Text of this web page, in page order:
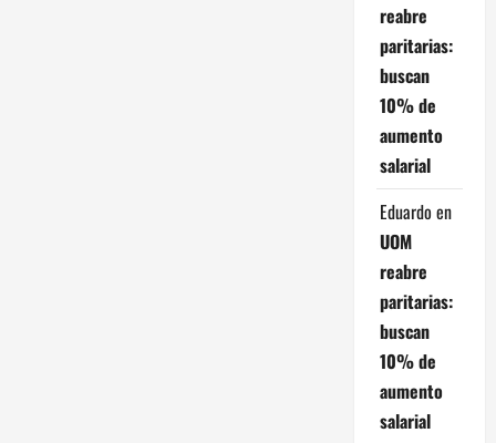
reabre
paritarias:
buscan
10% de
aumento
salarial
Eduardo en
UOM
reabre
paritarias:
buscan
10% de
aumento
salarial